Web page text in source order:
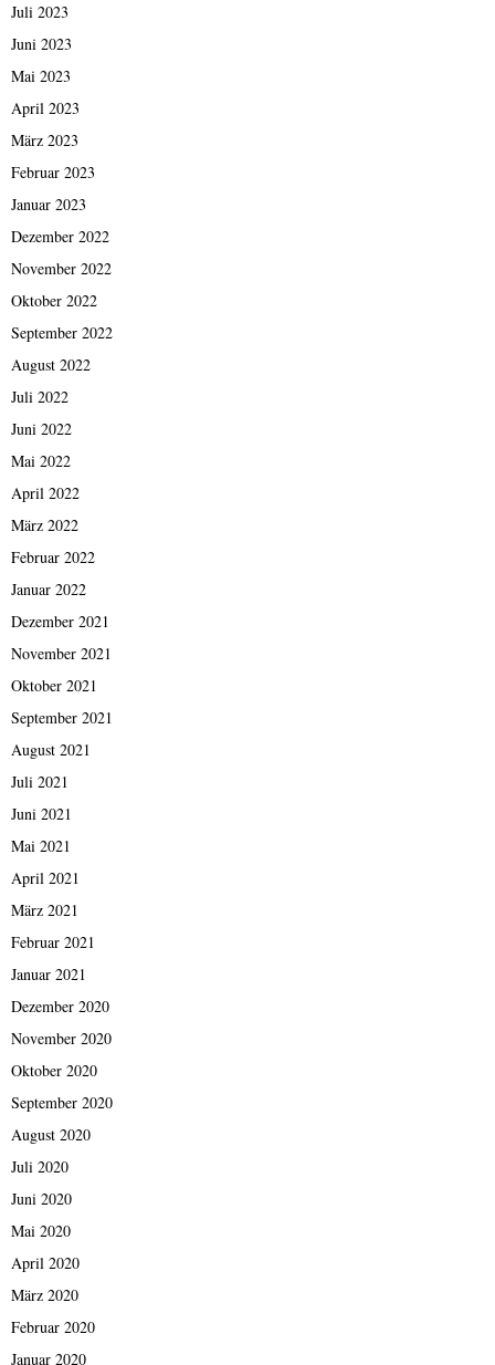
Juli 2023
Juni 2023
Mai 2023
April 2023
März 2023
Februar 2023
Januar 2023
Dezember 2022
November 2022
Oktober 2022
September 2022
August 2022
Juli 2022
Juni 2022
Mai 2022
April 2022
März 2022
Februar 2022
Januar 2022
Dezember 2021
November 2021
Oktober 2021
September 2021
August 2021
Juli 2021
Juni 2021
Mai 2021
April 2021
März 2021
Februar 2021
Januar 2021
Dezember 2020
November 2020
Oktober 2020
September 2020
August 2020
Juli 2020
Juni 2020
Mai 2020
April 2020
März 2020
Februar 2020
Januar 2020